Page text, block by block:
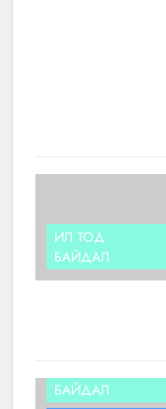
ИЛ ТОД
БАЙДАЛ
БАЙДАЛ